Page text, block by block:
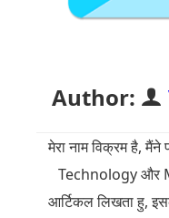
Author:
मेरा नाम विक्रम है,
Technology और
आर्टिकल लिखता हु,